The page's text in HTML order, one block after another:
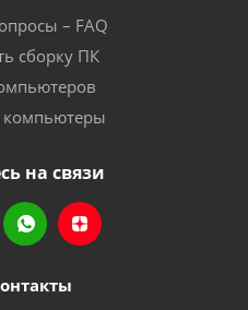
– FAQ
сборку ПК
компьютеры
на связи